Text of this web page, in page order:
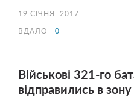
19 СІЧНЯ, 2017
ВДАЛО | 0
Військові 321-го
відправились в